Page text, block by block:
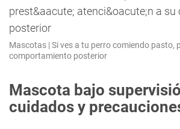
Mascotas | Si ves a tu perro comiendo pasto,
comportamiento posterior
Mascota bajo
cuidados y